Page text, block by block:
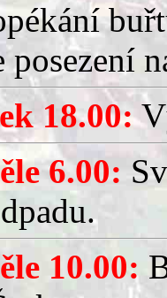
18.00:
6.00:
10.00: